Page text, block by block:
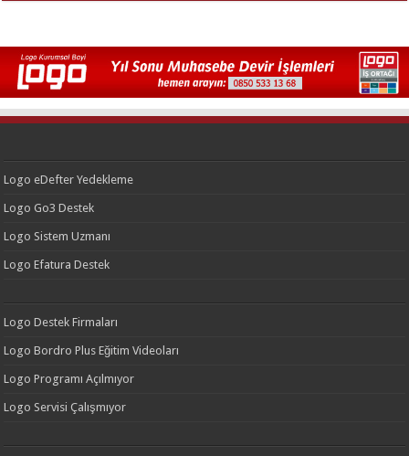
Logo eDefter Yedekleme
Logo Go3 Destek
Logo Sistem Uzmanı
Logo Efatura Destek
Logo Destek Firmaları
Logo Bordro Plus Eğitim Videoları
Logo Programı Açılmıyor
Logo Servisi Çalışmıyor